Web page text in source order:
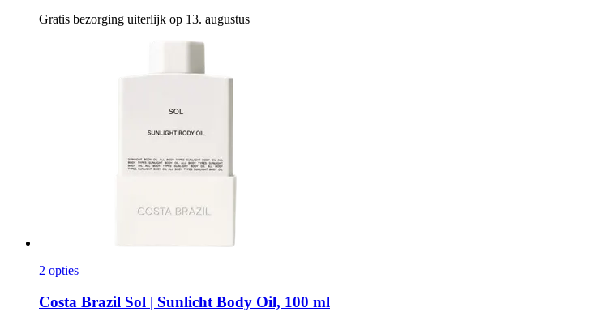
Gratis bezorging uiterlijk op 13. augustus
2 opties
Costa Brazil Sol | Sunlicht Body Oil, 100 ml